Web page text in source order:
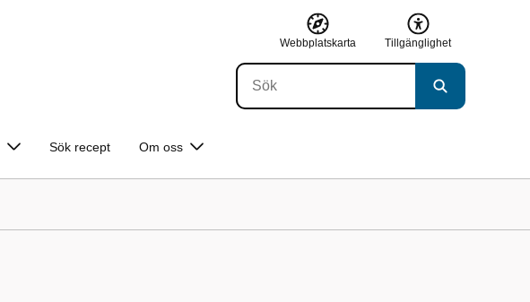
Webbplatskarta Tillgänglighet
Sök recept Om oss